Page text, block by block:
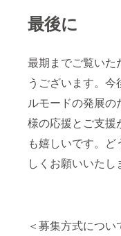
最後に
最期までご覧いた
うございます。今
ルモードの発展の
様の応援とご支援
も嬉しいです。ど
しくお願いいたし
＜募集方式につい